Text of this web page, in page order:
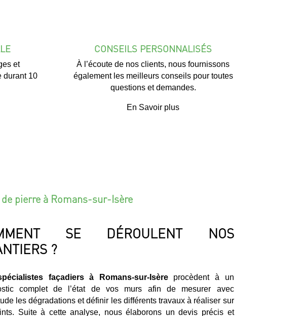
et
durant 10
CONSEILS PERSONNALISÉS
À l’écoute de nos clients, nous fournissons
également les meilleurs conseils pour toutes
questions et demandes.
En Savoir plus
pierre à Romans-sur-Isère
SE DÉROULENT NOS
?
façadiers à Romans-sur-Isèreprocèdent à un
complet de l’état de vos murs afin de mesurer avec
les dégradations et définir les différents travaux à réaliser sur
Suite à cette analyse, nous élaborons un devis précis et